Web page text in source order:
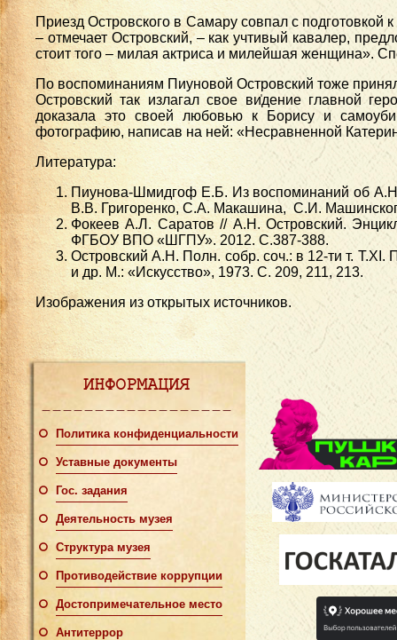
Приезд Островского в Самару совпал с
– отмечает Островский, – как учтивый кавалер,
стоит того – милая актриса и милейшая женщина».
По воспоминаниям Пиуновой Островский тоже
Островский так излагал свое ви̍дение главной
доказала это своей любовью к Борису и
фотографию, написав на ней: «Несравненной
Литература:
Пиунова-Шмидгоф Е.Б. Из воспоминаний об
В.В. Григоренко, С.А. Макашина, С.И.
Фокеев А.Л. Саратов // А.Н. Островский.
ФГБОУ ВПО «ШГПУ». 2012. С.387-388.
Островский А.Н. Полн. собр. соч.: в 12-ти т.
и др. М.: «Искусство», 1973. С. 209, 211, 213.
Изображения из открытых источников.
ИНФОРМАЦИЯ
Политика конфиденциальности
Уставные документы
Гос. задания
Деятельность музея
Структура музея
Противодействие коррупции
Достопримечательное место
Антитеррор